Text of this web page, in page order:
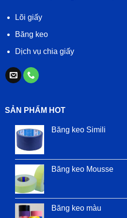
Lõi giấy
Băng keo
Dịch vụ chia giấy
SẢN PHẨM HOT
Băng keo Simili
Băng keo Mousse
Băng keo màu